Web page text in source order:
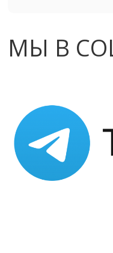
МЫ В